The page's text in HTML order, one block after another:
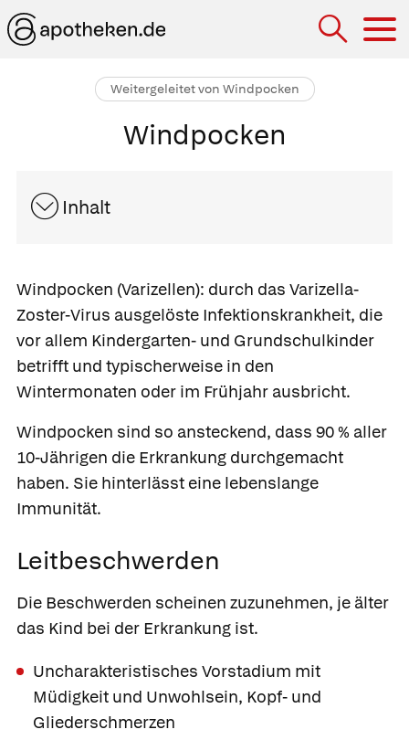
Weitergeleitet von Windpocken
Windpocken
Inhalt
Windpocken (Varizellen): durch das Varizella-
Zoster-Virus ausgelöste Infektionskrankheit, die
vor allem Kindergarten- und Grundschulkinder
betrifft und typischerweise in den
Wintermonaten oder im Frühjahr ausbricht.
Windpocken sind so ansteckend, dass 90 % aller
10-Jährigen die Erkrankung durchgemacht
haben. Sie hinterlässt eine lebenslange
Immunität.
Leitbeschwerden
Die Beschwerden scheinen zuzunehmen, je älter
das Kind bei der Erkrankung ist.
Uncharakteristisches Vorstadium mit
Müdigkeit und Unwohlsein, Kopf- und
Gliederschmerzen